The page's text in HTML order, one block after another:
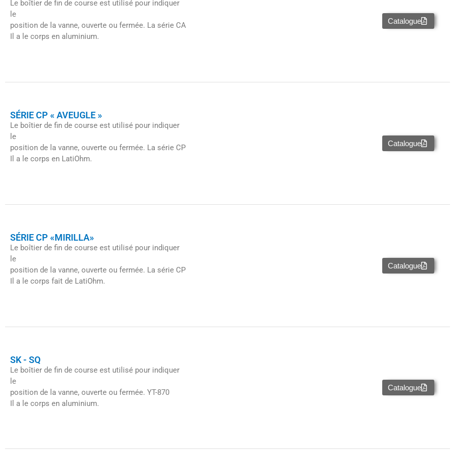
Le boîtier de fin de course est utilisé pour indiquer
le
position de la vanne, ouverte ou fermée. La série CA
Il a le corps en aluminium.
Catalogue
SÉRIE CP « AVEUGLE »
Le boîtier de fin de course est utilisé pour indiquer
le
position de la vanne, ouverte ou fermée. La série CP
Il a le corps en LatiOhm.
Catalogue
SÉRIE CP «MIRILLA»
Le boîtier de fin de course est utilisé pour indiquer
le
position de la vanne, ouverte ou fermée. La série CP
Il a le corps fait de LatiOhm.
Catalogue
SK - SQ
Le boîtier de fin de course est utilisé pour indiquer
le
position de la vanne, ouverte ou fermée. YT-870
Il a le corps en aluminium.
Catalogue